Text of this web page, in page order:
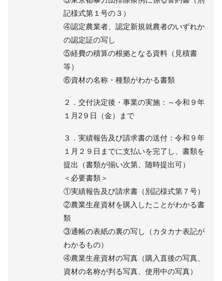
記様式第１号の３）
④認定農業者、認定新規就農者のいずれか
の認定証の写し
⑤経費の積算の根拠となる資料（見積書
等）
⑥資材の名称・種類がわかる書類
２．交付決定後・事業の実施：～令和９年
１月2９日（金）まで
３．実績報告及び請求書の送付：令和９年
１月２９日までに支払いを完了し、書類を
提出（書類が揃い次第、随時提出可）
＜必要書類＞
①実績報告及び請求書（別記様式第７号）
②農業生産資材を購入したことがわかる書
類
③通帳の表紙の裏の写し（カタカナ表記が
わかるもの）
④農業生産資材の写真（購入直後の写真、
資材の名称が判る写真、使用中の写真）